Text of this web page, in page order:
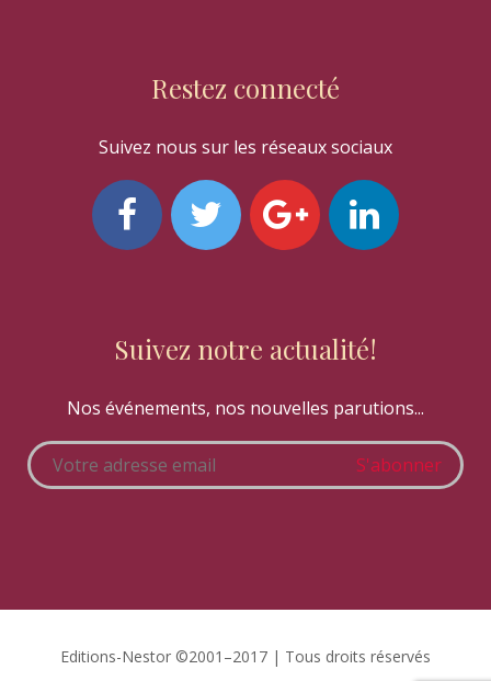
Restez connecté
Suivez nous sur les réseaux sociaux
Suivez notre actualité!
Nos événements, nos nouvelles parutions...
Editions-Nestor ©2001–2017 | Tous droits réservés